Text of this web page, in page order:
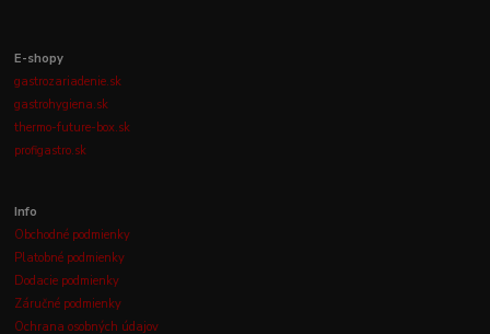
E-shopy
gastrozariadenie.sk
gastrohygiena.sk
thermo-future-box.sk
profigastro.sk
Info
Obchodné podmienky
Platobné podmienky
Dodacie podmienky
Záručné podmienky
Ochrana osobných údajov